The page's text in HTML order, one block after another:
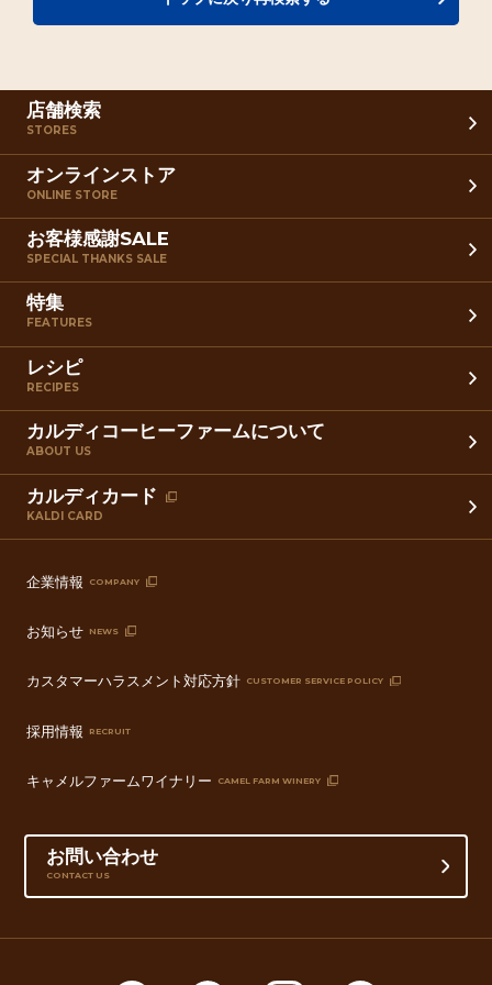
店舗検索
STORES
オンラインストア
ONLINE STORE
お客様感謝SALE
SPECIAL THANKS SALE
特集
FEATURES
レシピ
RECIPES
カルディコーヒーファームについて
ABOUT US
カルディカード
KALDI CARD
企業情報 COMPANY
お知らせ NEWS
カスタマーハラスメント対応方針 CUSTOMER SERVICE POLICY
採用情報 RECRUIT
キャメルファームワイナリー CAMEL FARM WINERY
お問い合わせ
CONTACT US